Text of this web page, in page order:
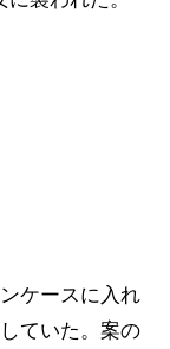
ケースに入れ
ていた。案の